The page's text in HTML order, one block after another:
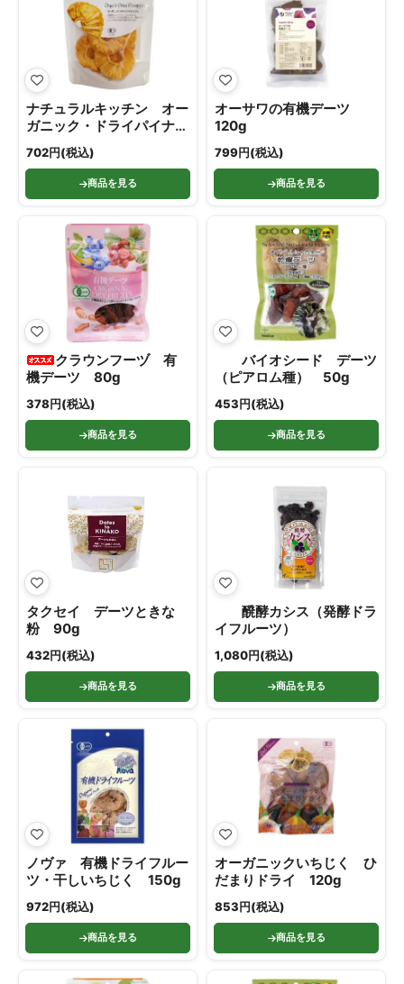
ナチュラルキッチン オー
ガニック・ドライパイナッ
プル 40g
702円(税込)
商品を見る
オーサワの有機デーツ
120g
799円(税込)
商品を見る
クラウンフーヅ 有
機デーツ 80g
378円(税込)
商品を見る
バイオシード デーツ
（ピアロム種） 50g
453円(税込)
商品を見る
タクセイ デーツときな
粉 90g
432円(税込)
商品を見る
醗酵カシス（発酵ドラ
イフルーツ）
1,080円(税込)
商品を見る
ノヴァ 有機ドライフルー
ツ・干しいちじく 150g
972円(税込)
商品を見る
オーガニックいちじく ひ
だまりドライ 120g
853円(税込)
商品を見る